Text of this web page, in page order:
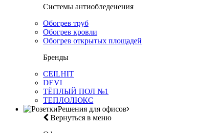
Системы антиобледенения
Обогрев труб
Обогрев кровли
Обогрев открытых площадей
Бренды
CEILHIT
DEVI
ТЁПЛЫЙ ПОЛ №1
ТЕПЛОЛЮКС
Решения для офисов
Вернуться в меню